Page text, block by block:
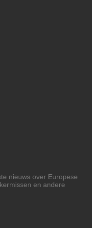
nieuws over Europese
en andere